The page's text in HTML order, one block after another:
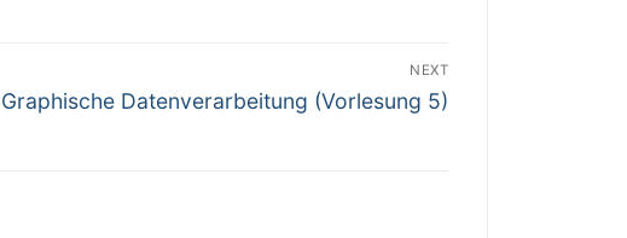
NEXT
Next
Graphische Datenverarbeitung (Vorlesung 5)